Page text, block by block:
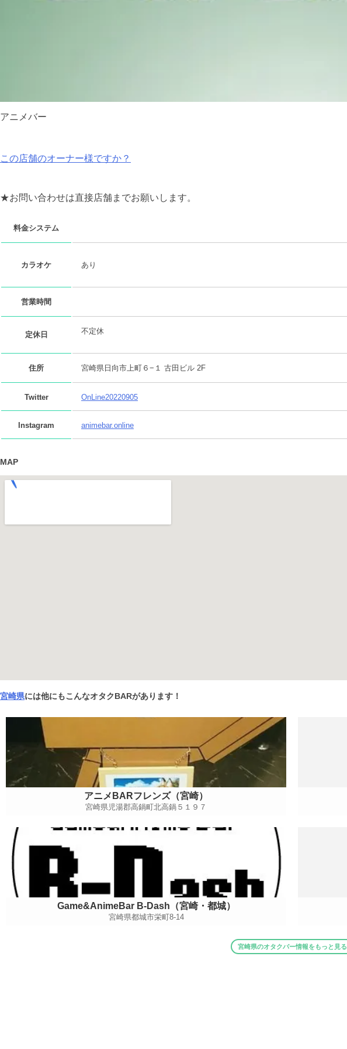
アニメバー
この店舗のオーナー様ですか？
★お問い合わせは直接店舗までお願いします。
料金システム
カラオケ あり
営業時間
定休日 不定休
住所 宮崎県日向市上町６−１ 古田ビル 2F
Twitter OnLine20220905
Instagram animebar.online
MAP
宮崎県には他にもこんなオタクBARがあります！
アニメBARフレンズ（宮崎）
宮崎県児湯郡高鍋町北高鍋５１９７
Game&AnimeBar B-Dash（宮崎・都城）
宮崎県都城市栄町8-14
宮崎県のオタクバー情報をもっと見る